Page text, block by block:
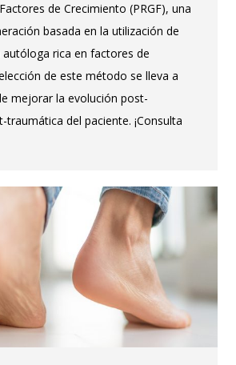
de Crecimiento (PRGF), una
basada en la utilización de
rica en factores de
de este método se lleva a
mejorar la evolución post-
traumática del paciente. ¡Consulta